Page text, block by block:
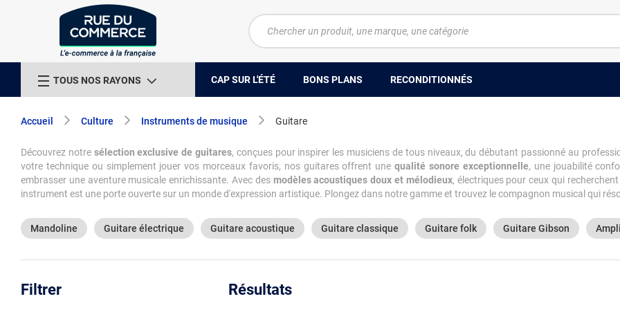
TOUS NOS RAYONS CAP SUR L'ÉTÉ BONS PLANS RECONDITIONNÉS
Accueil Culture Instruments de musique Guitare
Découvrez notre sélection exclusive de guitares, conçues pour inspirer les musiciens de tous niveaux, du débutant passionné au
votre technique ou simplement jouer vos morceaux favoris, nos guitares offrent unequalité sonore exceptionnelle, une jouabilité
embrasser une aventure musicale enrichissante. Avec des modèles acoustiques doux et mélodieux, électriques pour ceux qui
instrument est une porte ouverte sur un monde d'expression artistique. Plongez dans notre gamme et trouvez le compagnon musical qui
Mandoline Guitare électrique Guitare acoustique Guitare classique Guitare folk Guitare Gibson
Filtrer Résultats